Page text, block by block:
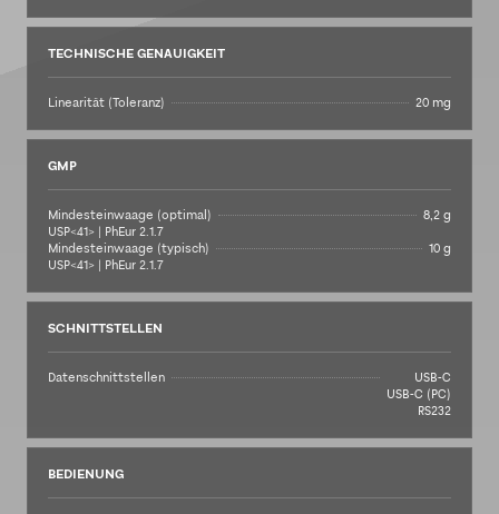
TECHNISCHE GENAUIGKEIT
Linearität (Toleranz) 20 mg
GMP
Mindesteinwaage (optimal)
USP<41> | PhEur 2.1.7
8,2 g
Mindesteinwaage (typisch)
USP<41> | PhEur 2.1.7
10 g
SCHNITTSTELLEN
Datenschnittstellen
USB-C
USB-C (PC)
RS232
BEDIENUNG